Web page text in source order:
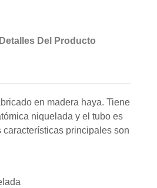
Detalles Del Producto
en madera haya. Tiene
niquelada y el tubo es
características principales son